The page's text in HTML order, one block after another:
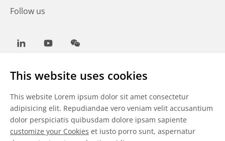
This website uses cookies
This website Lorem ipsum dolor sit amet consectetur
adipisicing elit. Repudiandae vero veniam velit accusantium
dolor perspiciatis quibusdam dolore ipsam sapiente
customize your Cookies et iusto porro sunt, aspernatur
Follow us
LinkedInYoutubeWeChat
Общие условия
Отказ от ответственности